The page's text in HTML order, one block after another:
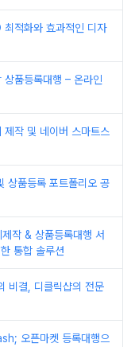
적화와 효과적인 디자
상품등록대행 – 온라인
제작 및 네이버 스마트스
상품등록 포트폴리오 공
작 & 상품등록대행 서
통합 솔루션
비결, 디클릭샵의 전문
오픈마켓 등록대행으